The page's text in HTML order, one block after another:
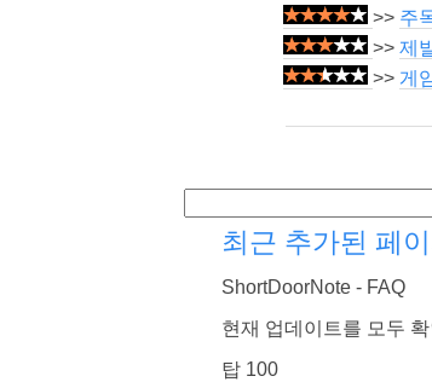
>> 주
>> 제
>> 게
최근 추가된 페이
ShortDoorNote - FAQ
현재 업데이트를 모두
탑 100